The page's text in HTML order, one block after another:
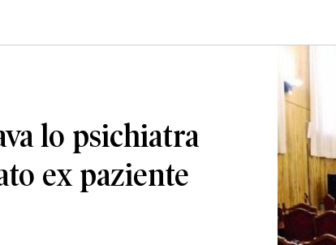
lo psichiatra
ex paziente